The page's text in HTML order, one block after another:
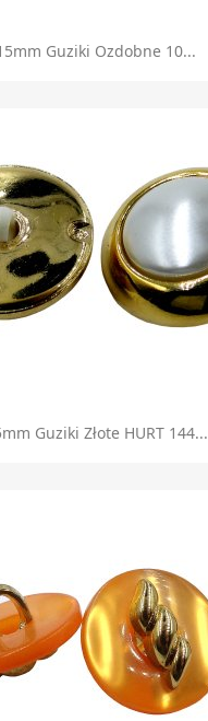
Guziki Ozdobne 10...
Guziki Złote HURT 144...